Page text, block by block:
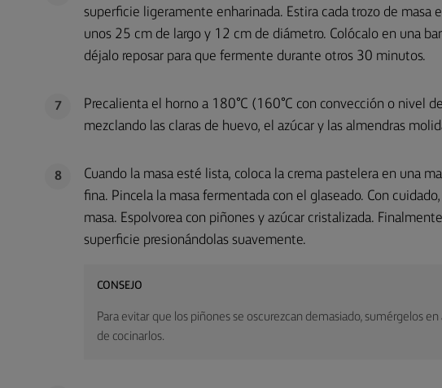
superficie ligeramente enharinada. Estira cada trozo de masa
unos 25 cm de largo y 12 cm de diámetro. Colócalo en una
déjalo reposar para que fermente durante otros 30 minutos.
7
Precalienta el horno a 180°C (160°C con convección o nivel
mezclando las claras de huevo, el azúcar y las almendras
8
Cuando la masa esté lista, coloca la crema pastelera en una
fina. Pincela la masa fermentada con el glaseado. Con
masa. Espolvorea con piñones y azúcar cristalizada.
superficie presionándolas suavemente.
CONSEJO
Para evitar que los piñones se oscurezcan demasiado, sumérgelos
de cocinarlos.